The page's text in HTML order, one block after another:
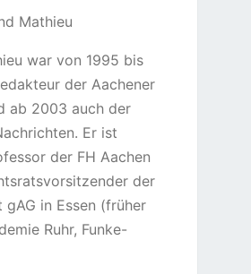
war von 1995 bis
der Aachener
ab 2003 auch der
Er ist
der FH Aachen
der
gAG in Essen (früher
Ruhr, Funke-